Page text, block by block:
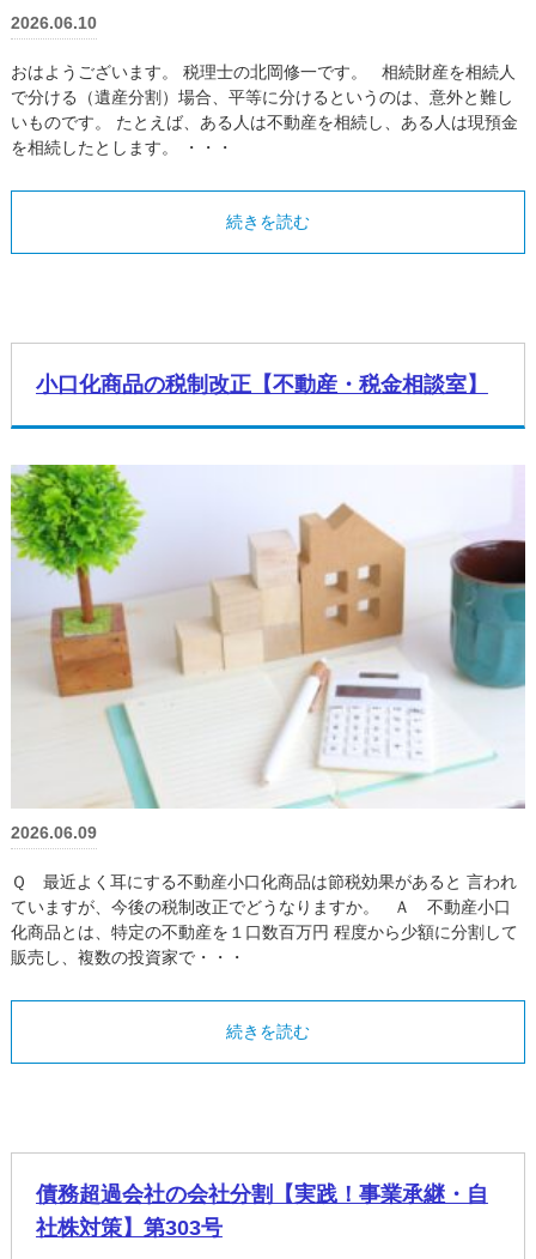
2026.06.10
おはようございます。 税理士の北岡修一です。 相続財産を相続人
で分ける（遺産分割）場合、平等に分けるというのは、意外と難し
いものです。 たとえば、ある人は不動産を相続し、ある人は現預金
を相続したとします。 ・・・
続きを読む
小口化商品の税制改正【不動産・税金相談室】
2026.06.09
Ｑ 最近よく耳にする不動産小口化商品は節税効果があると 言われ
ていますが、今後の税制改正でどうなりますか。 Ａ 不動産小口
化商品とは、特定の不動産を１口数百万円 程度から少額に分割して
販売し、複数の投資家で・・・
続きを読む
債務超過会社の会社分割【実践！事業承継・自
社株対策】第303号